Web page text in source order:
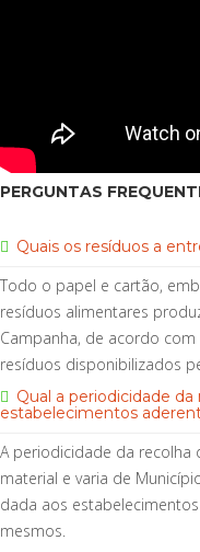
PERGUNTAS
Quais os resíduos a
Todo o papel e cartão,
resíduos alimentares
Campanha, de acordo
resíduos disponibilizados
Qual a periodicidade
estabelecimentos
A periodicidade da
material e varia de
dada aos
mesmos.